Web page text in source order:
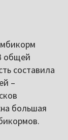
общей
составила
–
большая